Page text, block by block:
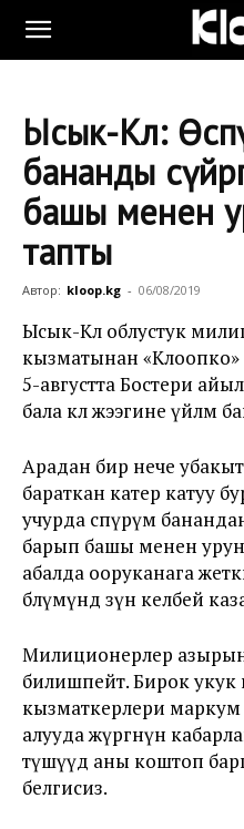
Ысык-Көл:
бананды
башы менен
тапты
Автор: kloop.kg - 06/08/2019
Ысык-Көл облустук
кызматынан
5-августта Бостери
бала көл жээгине үйлөмө
Арадан бир нече убакыт
бараткан катер катуу
учурда өспүрүм
барып башы менен
абалда ооруканага
бөлүмүндө өзүнө келбей
Милиционерлер
билишпейт. Бирок
кызматкерлери маркум
алууда жүргөнүн
түшүүдө аны коштоп
белгисиз.